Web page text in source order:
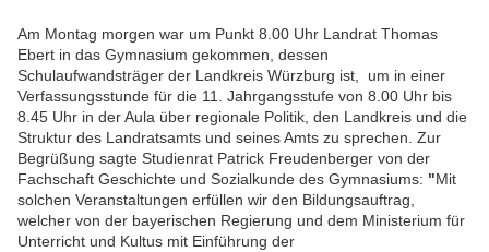
Am Montag morgen war um Punkt 8.00 Uhr Landrat Thomas
Ebert in das Gymnasium gekommen, dessen
Schulaufwandsträger der Landkreis Würzburg ist, um in einer
Verfassungsstunde für die 11. Jahrgangsstufe von 8.00 Uhr bis
8.45 Uhr in der Aula über regionale Politik, den Landkreis und die
Struktur des Landratsamts und seines Amts zu sprechen. Zur
Begrüßung sagte Studienrat Patrick Freudenberger von der
Fachschaft Geschichte und Sozialkunde des Gymnasiums: "Mit
solchen Veranstaltungen erfüllen wir den Bildungsauftrag,
welcher von der bayerischen Regierung und dem Ministerium für
Unterricht und Kultus mit Einführung der